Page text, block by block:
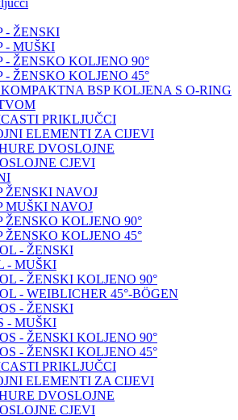
- ŽENSKI
- MUŠKI
- ŽENSKO KOLJENO 90°
- ŽENSKO KOLJENO 45°
KOMPAKTNA BSP KOLJENA S O-RING
PRIKLJUČCI
ELEMENTI ZA CIJEVI
DVOSLOJNE
CJEVI
ŽENSKI NAVOJ
MUŠKI NAVOJ
ŽENSKO KOLJENO 90°
ŽENSKO KOLJENO 45°
- ŽENSKI
- MUŠKI
- ŽENSKI KOLJENO 90°
- WEIBLICHER 45°-BÖGEN
- ŽENSKI
- MUŠKI
- ŽENSKI KOLJENO 90°
- ŽENSKI KOLJENO 45°
PRIKLJUČCI
ELEMENTI ZA CIJEVI
DVOSLOJNE
CJEVI